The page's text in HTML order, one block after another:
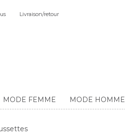
Livraison/retour
MODE FEMME MODE HOMME